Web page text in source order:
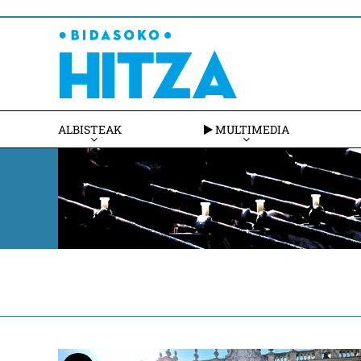
ALBISTEAK MULTIMEDIA